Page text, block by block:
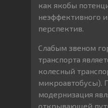
как якобы
неэффективного
перспектив.
Слабым звеном
транспорта
колесный
микроавтобусы).
модернизация
открывающей